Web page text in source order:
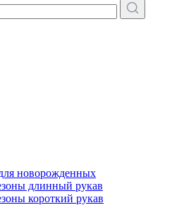
новорожденных
длинный рукав
короткий рукав